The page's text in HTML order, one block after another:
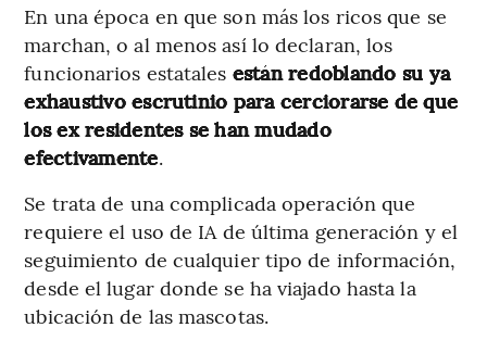
En una época en que son más los ricos que se
marchan, o al menos así lo declaran, los
funcionarios estatales están redoblando su ya
exhaustivo escrutinio para cerciorarse de que
los ex residentes se han mudado
efectivamente.
Se trata de una complicada operación que
requiere el uso de IA de última generación y el
seguimiento de cualquier tipo de información,
desde el lugar donde se ha viajado hasta la
ubicación de las mascotas.